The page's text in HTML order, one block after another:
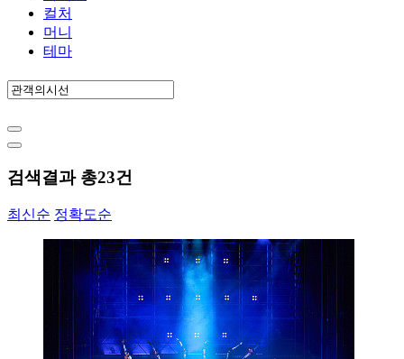
컬처
머니
테마
검색결과 총23건
최신순 정확도순